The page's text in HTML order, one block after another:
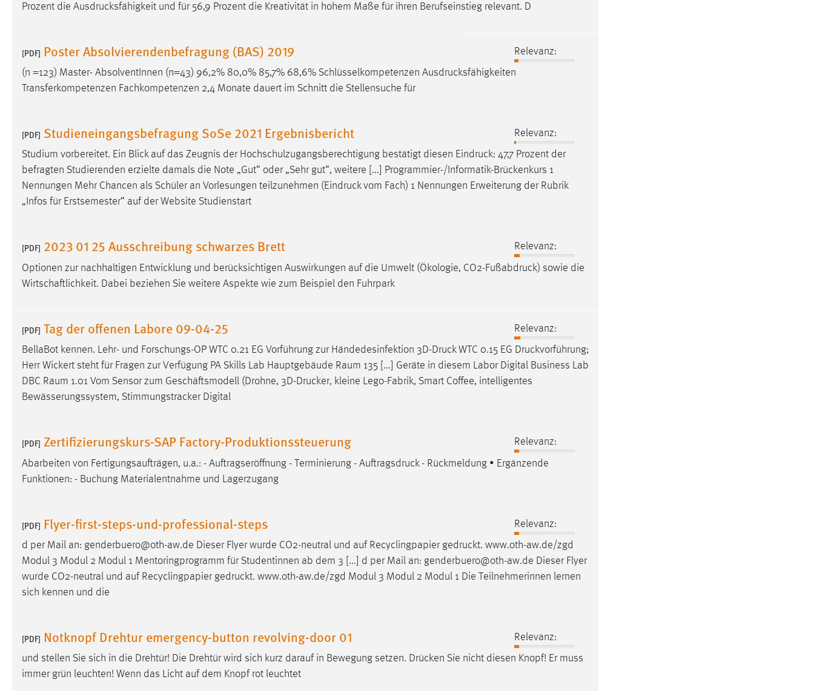
Prozent die Ausdrucksfähigkeit und für 56,9 Prozent die Kreativität in hohem Maße für ihren Berufseinstieg relevant. D
[PDF] Poster Absolvierendenbefragung (BAS) 2019
Relevanz:
(n =123) Master- AbsolventInnen (n=43) 96,2% 80,0% 85,7% 68,6% Schlüsselkompetenzen Ausdrucksfähigkeiten
Transferkompetenzen Fachkompetenzen 2,4 Monate dauert im Schnitt die Stellensuche für
[PDF] Studieneingangsbefragung SoSe 2021 Ergebnisbericht
Relevanz:
Studium vorbereitet. Ein Blick auf das Zeugnis der Hochschulzugangsberechtigung bestätigt diesen Eindruck: 47,7 Prozent der
befragten Studierenden erzielte damals die Note „Gut“ oder „Sehr gut“, weitere [...] Programmier-/Informatik-Brückenkurs 1
Nennungen Mehr Chancen als Schüler an Vorlesungen teilzunehmen (Eindruckvom Fach) 1 Nennungen Erweiterung der Rubrik
„Infos für Erstsemester“ auf der Website Studienstart
[PDF] 2023 01 25 Ausschreibung schwarzes Brett
Relevanz:
Optionen zur nachhaltigen Entwicklung und berücksichtigen Auswirkungen auf die Umwelt (Ökologie, CO2-Fußabdruck) sowie die
Wirtschaftlichkeit. Dabei beziehen Sie weitere Aspekte wie zum Beispiel den Fuhrpark
[PDF] Tag der offenen Labore 09-04-25
Relevanz:
BellaBot kennen. Lehr- und Forschungs-OP WTC 0.21 EG Vorführung zur Händedesinfektion 3D-DruckWTC 0.15 EG Druckvorführung;
Herr Wickert steht für Fragen zur Verfügung PA Skills Lab Hauptgebäude Raum 135 [...] Geräte in diesem Labor Digital Business Lab
DBC Raum 1.01 Vom Sensor zum Geschäftsmodell (Drohne, 3D-Drucker, kleine Lego-Fabrik, Smart Coffee, intelligentes
Bewässerungssystem, Stimmungstracker Digital
[PDF] Zertifizierungskurs-SAP Factory-Produktionssteuerung
Relevanz:
Abarbeiten von Fertigungsaufträgen, u.a.: - Auftragseröffnung - Terminierung - Auftragsdruck- Rückmeldung • Ergänzende
Funktionen: - Buchung Materialentnahme und Lagerzugang
[PDF] Flyer-first-steps-und-professional-steps
Relevanz:
d per Mail an: genderbuero@oth-aw.de Dieser Flyer wurde CO2-neutral und auf Recyclingpapier gedruckt. www.oth-aw.de/zgd
Modul 3 Modul 2 Modul 1 Mentoringprogramm für Studentinnen ab dem 3 [...] d per Mail an: genderbuero@oth-aw.de Dieser Flyer
wurde CO2-neutral und auf Recyclingpapier gedruckt. www.oth-aw.de/zgd Modul 3 Modul 2 Modul 1 Die Teilnehmerinnen lernen
sich kennen und die
[PDF] Notknopf Drehtur emergency-button revolving-door 01
Relevanz:
und stellen Sie sich in die Drehtür! Die Drehtür wird sich kurz darauf in Bewegung setzen. Drücken Sie nicht diesen Knopf! Er muss
immer grün leuchten! Wenn das Licht auf dem Knopf rot leuchtet
verwendet, um personalisierte Werbung anzuzeigen.
Sie tun dies, indem sie Besucher über Websites
hinweg verfolgen.
Name: _gcl_au
Anbieter:
Zweck: Conversion-Tracking
Cookie Laufzeit: 3 Monate
Facebook Pixel
Name: _fbp
Anbieter:
Cookie Laufzeit: 3 Monate
EXTERNE MEDIEN
Um Inhalte von Videoplattformen und Social Media
YouTube